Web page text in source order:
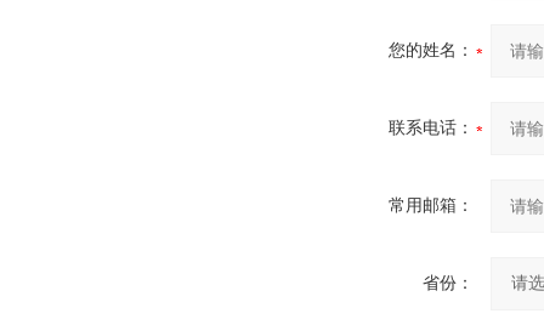
您的姓名：
联系电话：
常用邮箱：
省份：